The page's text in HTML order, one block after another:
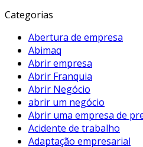
Categorias
Abertura de empresa
Abimaq
Abrir empresa
Abrir Franquia
Abrir Negócio
abrir um negócio
Abrir uma empresa de
Acidente de trabalho
Adaptação empresarial